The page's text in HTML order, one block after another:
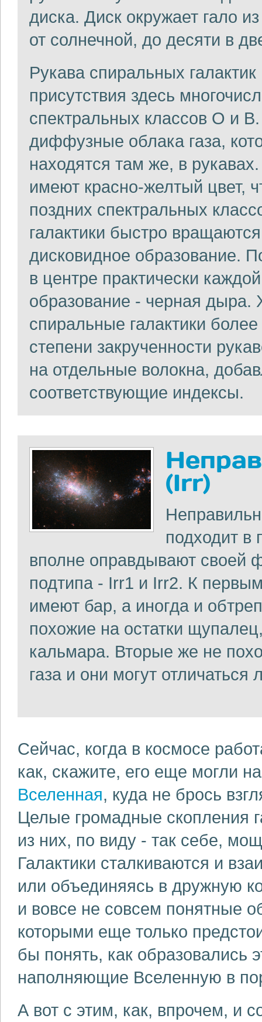
диска. Диск окружает гало
от солнечной, до десяти в
Рукава спиральных
присутствия здесь
спектральных классов O и
диффузные облака газа,
находятся там же, в
имеют красно-желтый цвет,
поздних спектральных
галактики быстро
дисковидное образование.
в центре практически
образование - черная
спиральные галактики
степени закрученности
на отдельные волокна,
соответствующие индексы.
(Irr)
подходит в
вполне оправдывают своей
подтипа - Irr1 и Irr2. К
имеют бар, а иногда и
похожие на остатки
кальмара. Вторые же не
газа и они могут
Сейчас, когда в космосе
как, скажите, его еще могли
Вселенная, куда не брось
Целые громадные скопления
из них, по виду - так себе,
Галактики сталкиваются и
или объединяясь в дружную
и вовсе не совсем понятные
которыми еще только
бы понять, как образовались
наполняющие Вселенную в
А вот с этим, как, впрочем, и